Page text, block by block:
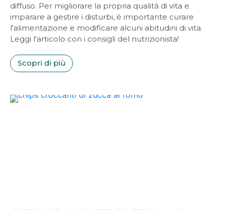
diffuso. Per migliorare la propria qualità di vita e
imparare a gestire i disturbi, è importante curare
l'alimentazione e modificare alcuni abitudini di vita.
Leggi l'articolo con i consigli del nutrizionista!
Scopri di più